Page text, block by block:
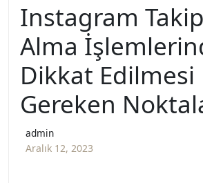
Instagram
Alma
Dikkat Edilmesi
Gereken
admin
Aralık 12, 2023